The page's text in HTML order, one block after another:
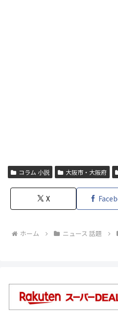
コラム 小説 大阪市・大阪府
X
ホーム ニュース 話題